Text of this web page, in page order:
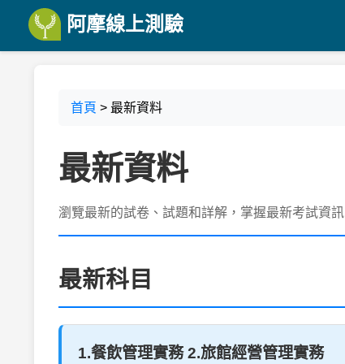
阿摩線上測驗
首頁 > 最新資料
最新資料
瀏覽最新的試卷、試題和詳解，掌握最新考試資訊
最新科目
1.餐飲管理實務 2.旅館經營管理實務